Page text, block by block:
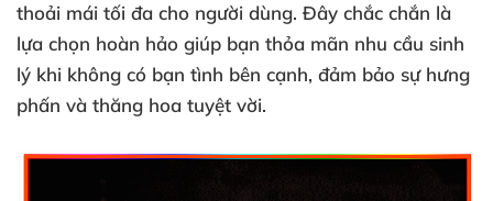
thoải mái tối đa cho người dùng. Đây chắc chắn là
lựa chọn hoàn hảo giúp bạn thỏa mãn nhu cầu sinh
lý khi không có bạn tình bên cạnh, đảm bảo sự hưng
phấn và thăng hoa tuyệt vời.